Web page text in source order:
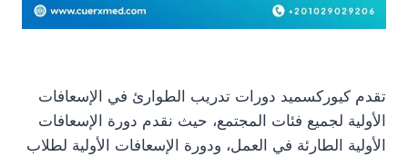
تقدم كيوركسميد دورات تدريب الطوارئ في الإسعافات
الأولية لجميع فئات المجتمع، حيث نقدم دورة الإسعافات
الأولية الطارئة في العمل، ودورة الإسعافات الأولية لطلاب